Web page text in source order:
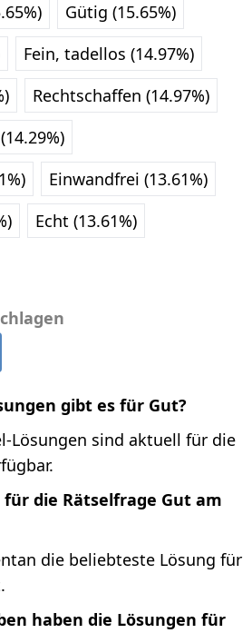
Gütig (15.65%)
Fein, tadellos (14.97%)
Rechtschaffen (14.97%)
Einwandfrei (13.61%)
Echt (13.61%)
gibt es für Gut?
Lösungen sind aktuell für die
die Rätselfrage Gut am
die beliebteste Lösung für
haben die Lösungen für